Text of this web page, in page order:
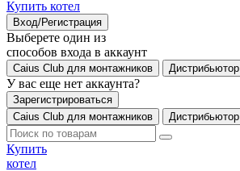
Купить котел
Вход/Регистрация
Выберете один из
способов входа в аккаунт
Caius Club для монтажников Дистрибьютор
У вас еще нет аккаунта?
Зарегистрироваться
Caius Club для монтажников
Дистрибьютор
Купить
котел